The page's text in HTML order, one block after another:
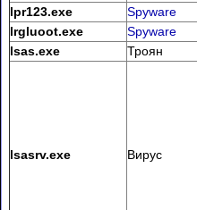
lpr123.exe
Spyware
lrgluoot.exe
Spyware
lsas.exe
Троян
lsasrv.exe Вирус